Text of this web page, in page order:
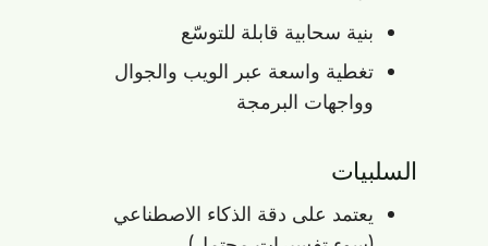
بنية سحابية قابلة للتوسّع
تغطية واسعة عبر الويب والجوال
وواجهات البرمجة
السلبيات
يعتمد على دقة الذكاء الاصطناعي